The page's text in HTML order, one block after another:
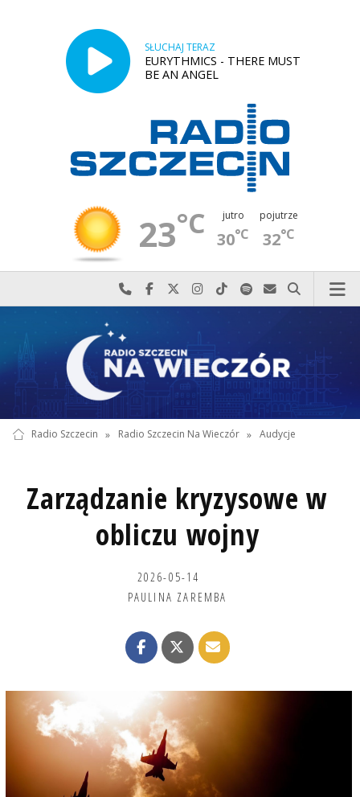
SŁUCHAJ TERAZ
EURYTHMICS - THERE MUST
BE AN ANGEL
23°C jutro
30°C
pojutrze
32°C
Najlepiej po prostu do nas zadzwoń
Odwiedź nas na Facebook-u
Odwiedź nas na X
Odwiedź nas na Instagram-ie
Odwiedź nas na TikTok-u
Szukaj nas na Spotify
Wyślij do nas
Szukaj
Radio Szczecin » Radio Szczecin Na Wieczór » Audycje
Zarządzanie kryzysowe w
obliczu wojny
2026-05-14
PAULINA ZAREMBA